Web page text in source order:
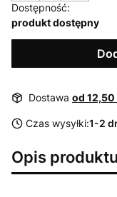
Dostępność:
produkt dostępny
Dostawa od 12,50
Czas wysyłki:1-2
Opis produktu